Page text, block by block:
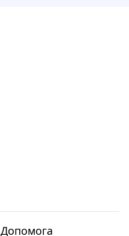
Допомога